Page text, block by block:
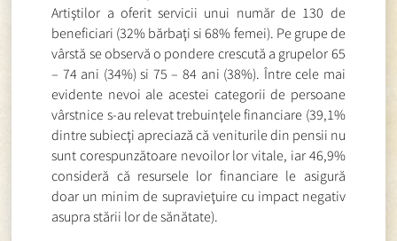
Artiştilor a oferit servicii unui număr de 130 de
beneficiari (32% bărbaţi si 68% femei). Pe grupe de
vârstă se observă o pondere crescută a grupelor 65
– 74 ani (34%) si 75 – 84 ani (38%). Între cele mai
evidente nevoi ale acestei categorii de persoane
vârstnice s-au relevat trebuinţele financiare (39,1%
dintre subiecţi apreciază că veniturile din pensii nu
sunt corespunzătoare nevoilor lor vitale, iar 46,9%
consideră că resursele lor financiare le asigură
doar un minim de supravieţuire cu impact negativ
asupra stării lor de sănătate).